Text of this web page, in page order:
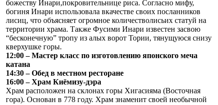
божеству Инари,покровительнице риса. Согласно мифу,
богиня Инари использовала вкачестве своих посланников
лисиц, что объясняет огромное количестволисьих статуй на
территории храма. Также Фусими Инари известен засвою
“бесконечную” тропу из алых ворот Тории, тянущуюся снизу
кверхушке горы.
12:00 – Мастер класс по изготовлению японского меча
катана
14:30 – Обед в местном ресторане
16:00 – Храм Киёмизу-дэра
Храм расположен на склонах горы Хигасияма (Восточная
гора). Основан в 778 году. Храм знаменит своей необычной